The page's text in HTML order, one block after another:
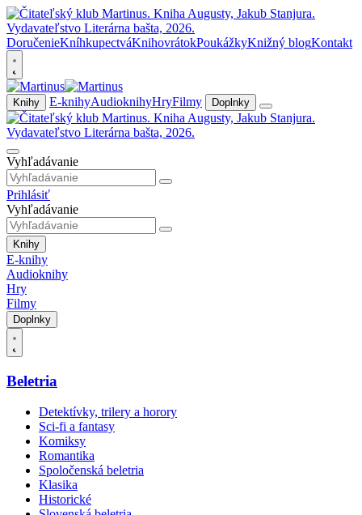
DoručenieKníhkupectváKnihovrátokPoukážkyKnižný blogKontakt
Knihy E-knihyAudioknihyHryFilmy Doplnky
Vyhľadávanie
Prihlásiť
Vyhľadávanie
Knihy
E-knihy
Audioknihy
Hry
Filmy
Doplnky
Beletria
Detektívky, trilery a horory
Sci-fi a fantasy
Komiksy
Romantika
Spoločenská beletria
Klasika
Historické